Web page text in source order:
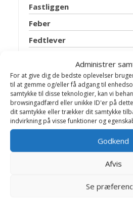
Administrer
For at give dig de bedste oplevelser
til at gemme og/eller få adgang til
samtykke til disse teknologier, kan vi
browsingadfærd eller unikke ID'er på
dit samtykke eller trækker dit samtykke
indvirkning på visse funktioner og
Godkend
Afvis
Se
Fastliggen
Feber
Fedtlever
Forhudsbetændelse
Forstoppelse
Følsyge
Gangræn – koldbrand
Halsbetændelse